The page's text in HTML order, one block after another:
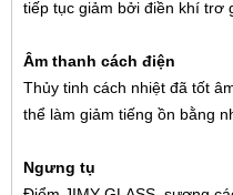
tiếp tục giảm bởi điền khí trơ
Âm thanh cách điện
Thủy tinh cách nhiệt đã tốt
thể làm giảm tiếng ồn bằng
Ngưng tụ